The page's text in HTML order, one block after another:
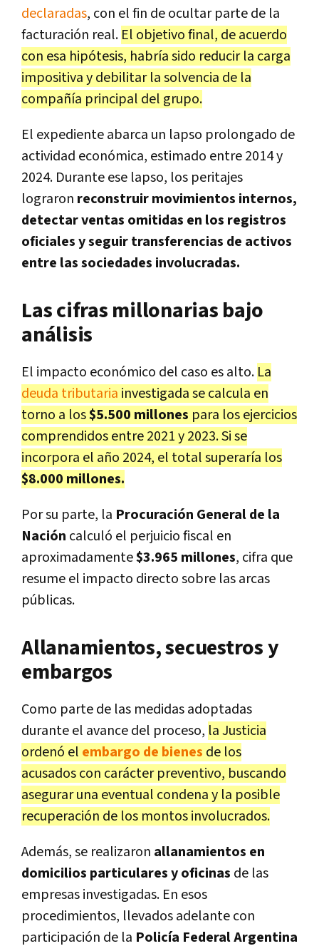
declaradas, con el fin de ocultar parte de la
facturación real. El objetivo final, de acuerdo
con esa hipótesis, habría sido reducir la carga
impositiva y debilitar la solvencia de la
compañía principal del grupo.
El expediente abarca un lapso prolongado de
actividad económica, estimado entre 2014 y
2024. Durante ese lapso, los peritajes
lograron reconstruir movimientos internos,
detectar ventas omitidas en los registros
oficiales y seguir transferencias de activos
entre las sociedades involucradas.
Las cifras millonarias bajo
análisis
El impacto económico del caso es alto. La
deuda tributaria investigada se calcula en
torno a los$5.500 millones para los ejercicios
comprendidos entre 2021 y 2023. Si se
incorpora el año 2024, el total superaría los
$8.000 millones.
Por su parte, la Procuración General de la
Nación calculó el perjuicio fiscal en
aproximadamente$3.965 millones, cifra que
resume el impacto directo sobre las arcas
públicas.
Allanamientos, secuestros y
embargos
Como parte de las medidas adoptadas
durante el avance del proceso, la Justicia
ordenó el embargo de bienes de los
acusados con carácter preventivo, buscando
asegurar una eventual condena y la posible
recuperación de los montos involucrados.
Además, se realizaron allanamientos en
domicilios particulares y oficinas de las
empresas investigadas. En esos
procedimientos, llevados adelante con
participación de la Policía Federal Argentina